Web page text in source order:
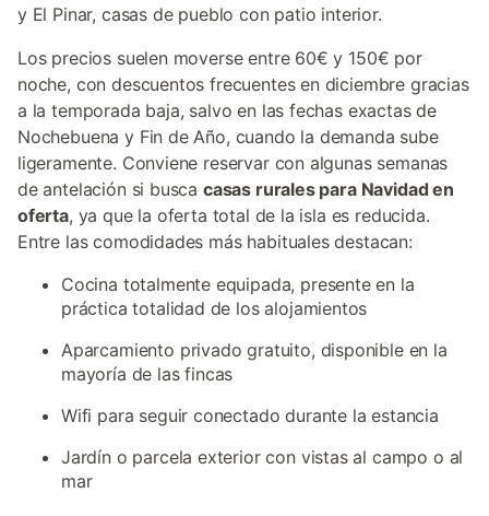
y El Pinar, casas de pueblo con patio interior.
Los precios suelen moverse entre 60€ y 150€ por
noche, con descuentos frecuentes en diciembre gracias
a la temporada baja, salvo en las fechas exactas de
Nochebuena y Fin de Año, cuando la demanda sube
ligeramente. Conviene reservar con algunas semanas
de antelación si busca casas rurales para Navidad en
oferta, ya que la oferta total de la isla es reducida.
Entre las comodidades más habituales destacan:
Cocina totalmente equipada, presente en la
práctica totalidad de los alojamientos
Aparcamiento privado gratuito, disponible en la
mayoría de las fincas
Wifi para seguir conectado durante la estancia
Jardín o parcela exterior con vistas al campo o al
mar